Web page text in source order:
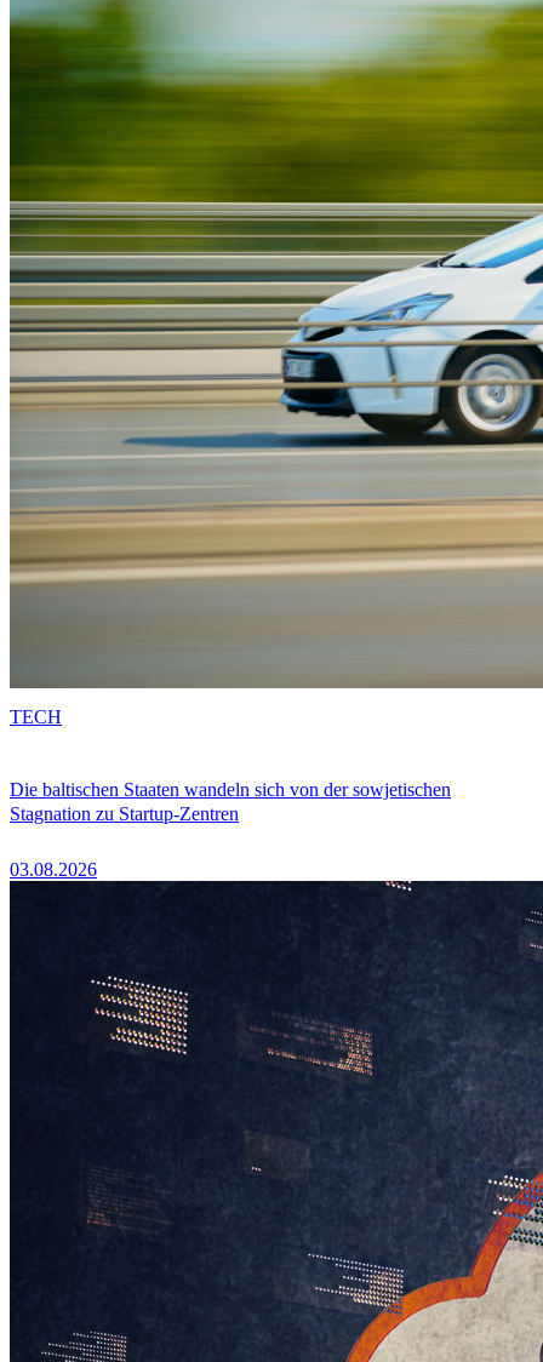
Die baltischen Staaten wandeln sich von der sowjetischen
Stagnation zu Startup-Zentren
03.08.2026
TECH